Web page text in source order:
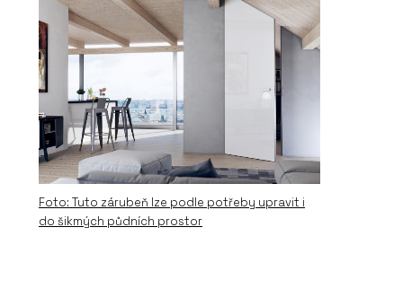
Foto: Tuto zárubeň lze podle potřeby upravit i
do šikmých půdních prostor